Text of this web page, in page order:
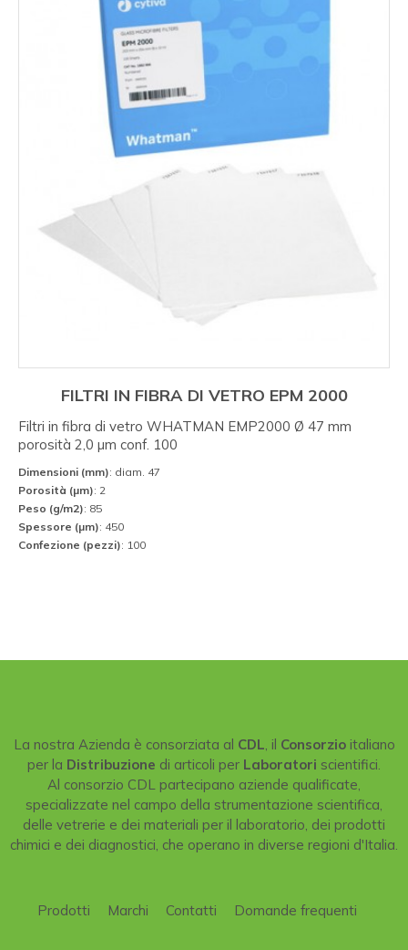
FILTRI IN FIBRA DI VETRO EPM 2000
Filtri in fibra di vetro WHATMAN EMP2000 Ø 47 mm
porosità 2,0 µm conf. 100
Dimensioni (mm): diam. 47
Porosità (µm): 2
Peso (g/m2): 85
Spessore (µm): 450
Confezione (pezzi): 100
La nostra Azienda è consorziata al CDL , il Consorzioitaliano
per la Distribuzione di articoli per Laboratori scientifici.
Al consorzio CDL partecipano aziende qualificate,
specializzate nel campo della strumentazione scientifica,
delle vetrerie e dei materiali per il laboratorio, dei prodotti
chimici e dei diagnostici, che operano in diverse regioni d'Italia.
Prodotti Marchi Contatti Domande frequenti